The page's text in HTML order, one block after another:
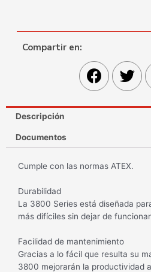
Compartir en:
Descripción
Documentos
Cumple con las normas ATEX.
Durabilidad
La 3800 Series está diseñada
más difíciles sin dejar de
Facilidad de mantenimiento
Gracias a lo fácil que resulta su
3800 mejorarán la productividad